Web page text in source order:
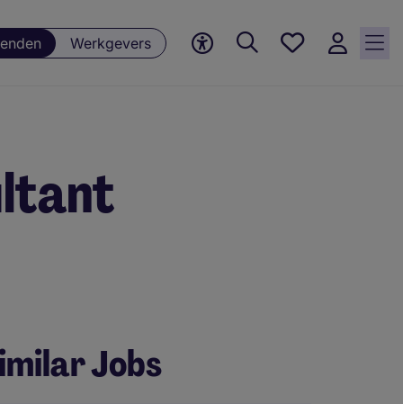
Werkgevers
Favorieten,
Jobs